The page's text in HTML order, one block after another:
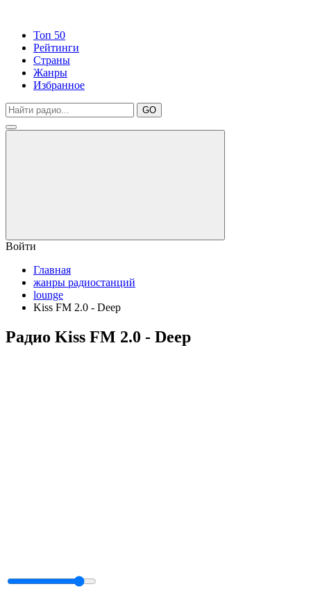
Топ 50
Рейтинги
Страны
Жанры
Избранное
GO
Войти
Главная
жанры радиостанций
lounge
Kiss FM 2.0 - Deep
Радио Kiss FM 2.0 - Deep